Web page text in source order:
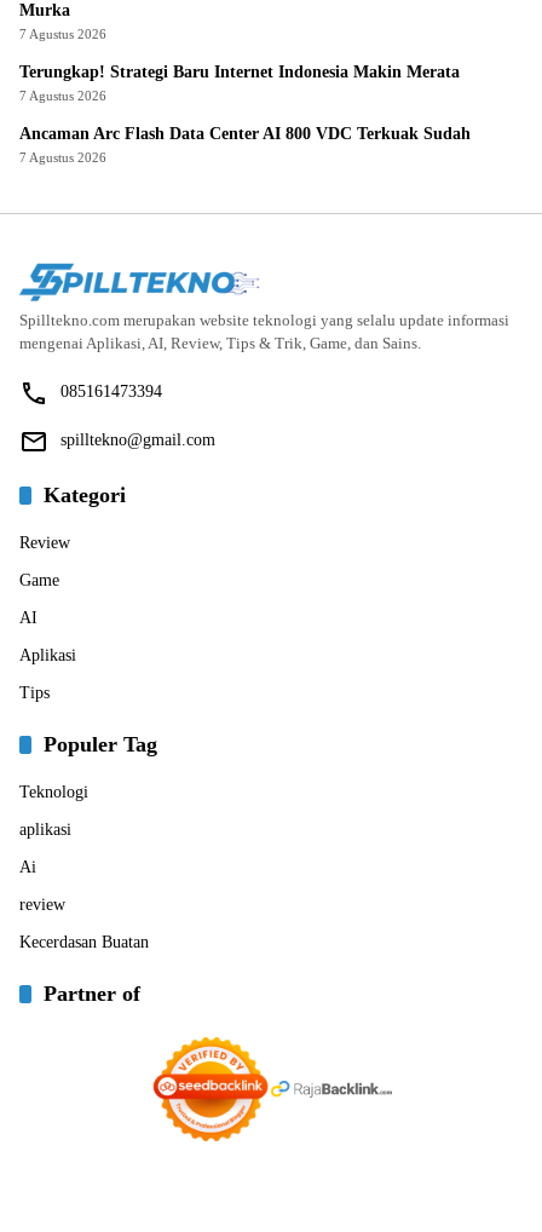
Murka
7 Agustus 2026
Terungkap! Strategi Baru Internet Indonesia Makin Merata
7 Agustus 2026
Ancaman Arc Flash Data Center AI 800 VDC Terkuak Sudah
7 Agustus 2026
Spilltekno.com merupakan website teknologi yang selalu update informasi
mengenai Aplikasi, AI, Review, Tips & Trik, Game, dan Sains.
085161473394
spilltekno@gmail.com
Kategori
Review
Game
AI
Aplikasi
Tips
Populer Tag
Teknologi
aplikasi
Ai
review
Kecerdasan Buatan
Partner of